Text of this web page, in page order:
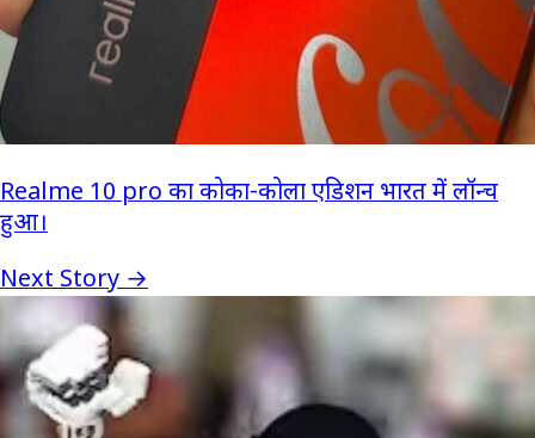
Realme 10 pro का कोका-कोला एडिशन भारत में लॉन्च
हुआ।
Next Story →